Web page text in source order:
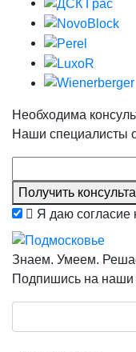
Необходима
Наши специалисты
Получить
Я даю согласие
Знаем. Умеем.
Подпишись на наши